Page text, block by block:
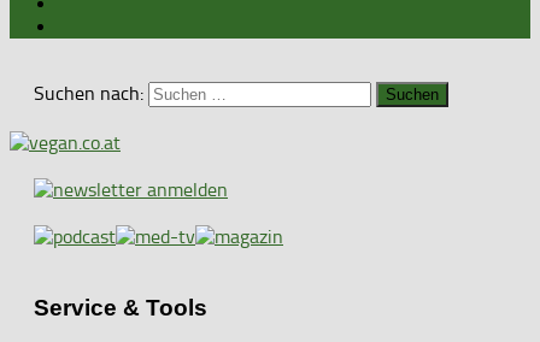
Suchen nach:
Service & Tools